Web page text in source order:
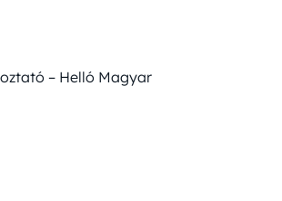
– Helló Magyar